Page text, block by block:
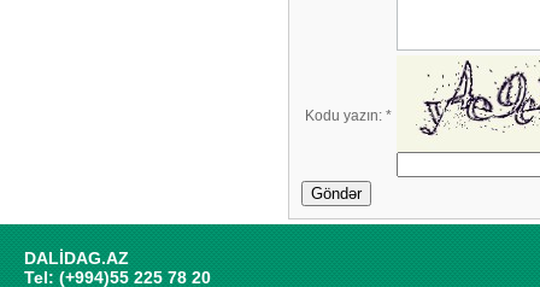
Kodu yazın: *
Göndər
DALİDAG.AZ
Tel: (+994)55 225 78 20